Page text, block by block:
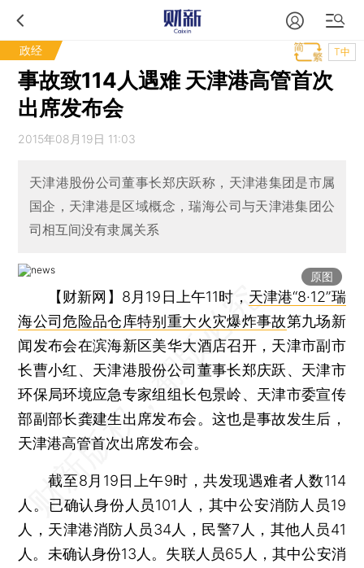
政经 T中
事故致114人遇难 天津港高管首次
出席发布会
2015年08月19日 11:03
天津港股份公司董事长郑庆跃称，天津港集团是市属
国企，天津港是区域概念，瑞海公司与天津港集团公
司相互间没有隶属关系
原图
【财新网】 8月19日上午11时， 天津港“8·12”瑞
海公司危险品仓库特别重大火灾爆炸事故第九场新
闻发布会在滨海新区美华大酒店召开，天津市副市
长曹小红、天津港股份公司董事长郑庆跃、天津市
环保局环境应急专家组组长包景岭、天津市委宣传
部副部长龚建生出席发布会。这也是事故发生后，
天津港高管首次出席发布会。
截至8月19日上午9时，共发现遇难者人数114
人。已确认身份人员101人，其中公安消防人员19
人，天津港消防人员34人，民警7人，其他人员41
人。未确认身份13人。失联人员65人，其中公安消